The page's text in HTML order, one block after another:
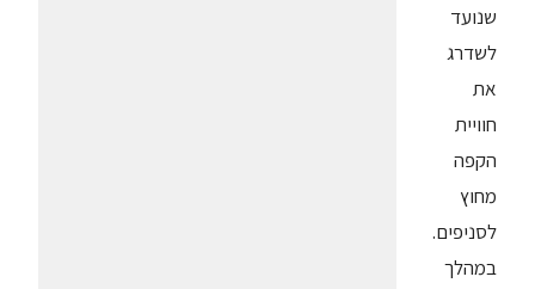
שנועד
לשדרג
את
חוויית
הקפה
מחוץ
לסניפים.
במהלך